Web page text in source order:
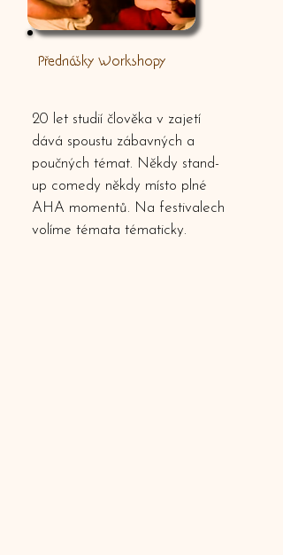
Přednášky Workshopy
20 let studií člověka v zajetí
dává spoustu zábavných a
poučných témat. Někdy stand-
up comedy někdy místo plné
AHA momentů. Na festivalech
volíme témata tématicky.